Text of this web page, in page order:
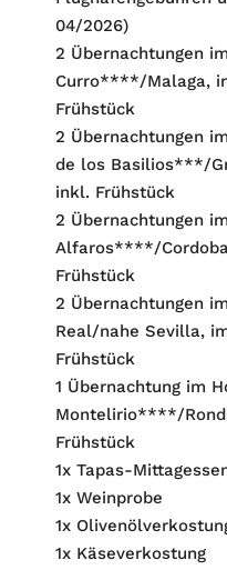
04/2026)
2 Übernachtungen
Curro****/Malaga,
Frühstück
2 Übernachtungen
de los Basilios***/
inkl. Frühstück
2 Übernachtungen
Alfaros****/
Frühstück
2 Übernachtungen
Real/nahe Sevilla,
Frühstück
1 Übernachtung im
Montelirio****/
Frühstück
1x Tapas-
1x Weinprobe
1x
1x Käseverkostung